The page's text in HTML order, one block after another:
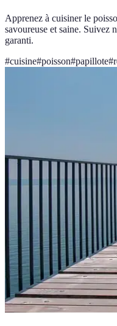
Apprenez à cuisiner le
savoureuse et saine. Suivez
garanti.
#cuisine#poisson#papillote#